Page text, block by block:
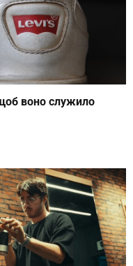
воно служило